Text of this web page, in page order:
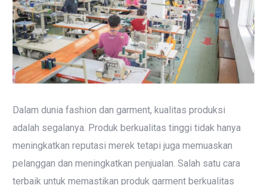
Dalam dunia fashion dan garment, kualitas produksi
adalah segalanya. Produk berkualitas tinggi tidak hanya
meningkatkan reputasi merek tetapi juga memuaskan
pelanggan dan meningkatkan penjualan. Salah satu cara
terbaik untuk memastikan produk garment berkualitas